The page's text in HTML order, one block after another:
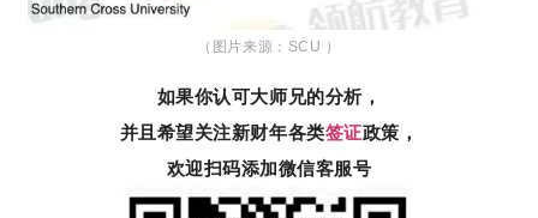
（图片来源：SCU ）
如果你认可大师兄的分析，
并且希望关注新财年各类签证政策，
欢迎扫码添加微信客服号